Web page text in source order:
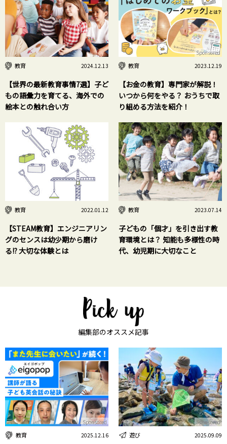
教育 2024.12.13
【世界の最新教育事情7選】子ど
もの語彙力を育てる、海外での
絵本との触れ合い方
教育 2023.12.19
【お金の教育】専門家が解説！
いつから何をやる？ おうちで取
り組める方法を紹介！
Sponsored
教育 2022.01.12
【STEAM教育】エンジニアリン
グのセンスは幼少期から磨け
る!? 大切な体験とは
教育 2023.07.14
子どもの「個才」を引き出す教
育環境とは？ 知能も多様性の時
代、幼児期に大切なこと
編集部のオススメ記事
教育 2025.12.16
Sponsored
遊び 2025.09.09
Sponsored